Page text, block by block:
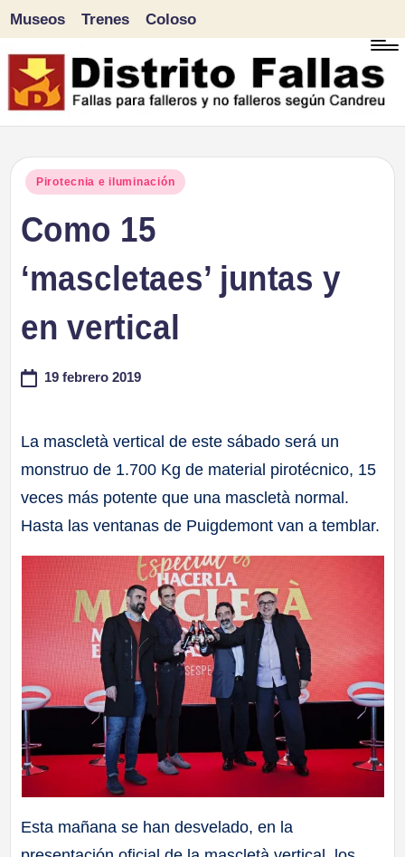
Saltar
al
Museos Trenes Coloso
Publicado
Pirotecnia e iluminación
Como 15
‘mascletaes’ juntas y
en vertical
19 febrero 2019
La mascletà vertical de este sábado será un
monstruo de 1.700 Kg de material pirotécnico, 15
veces más potente que una mascletà normal.
Hasta las ventanas de Puigdemont van a temblar.
Esta mañana se han desvelado, en la